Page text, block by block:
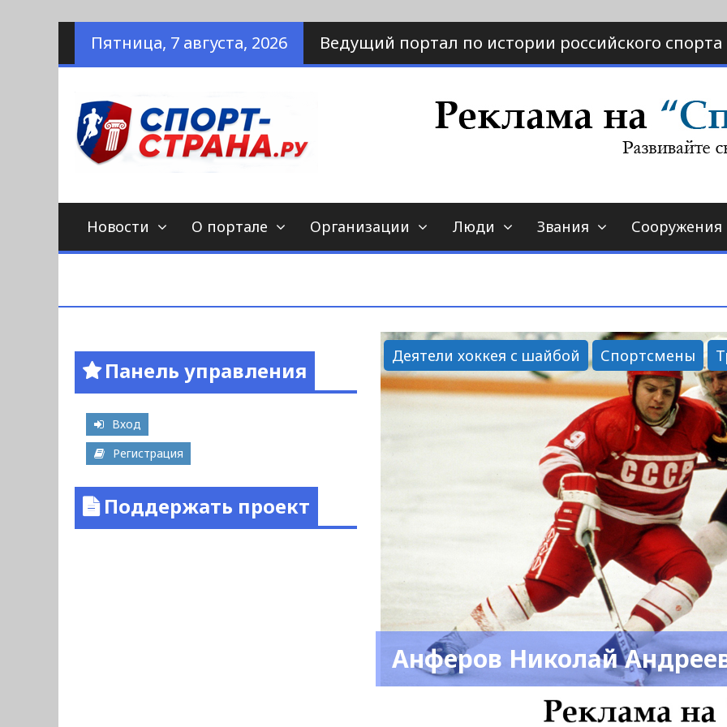
НаверхПятница, 7 августа, 2026 Ведущий портал по истории российского спорта
Спорт-страна.ру
портал по истории спорта
Новости О портале Организации Люди Звания Сооружения
Деятели хоккея с шайбой Спортсмены
Анферов Николай
Панель управления
Вход
Регистрация
Поддержать проект